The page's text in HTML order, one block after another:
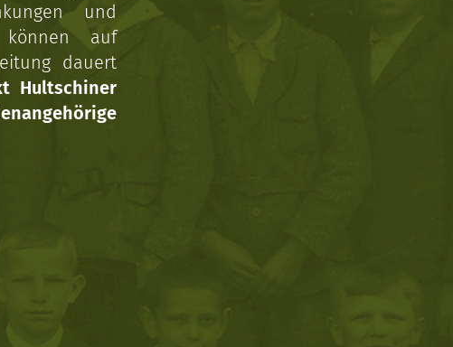
und
können auf
dauert
Hultschiner